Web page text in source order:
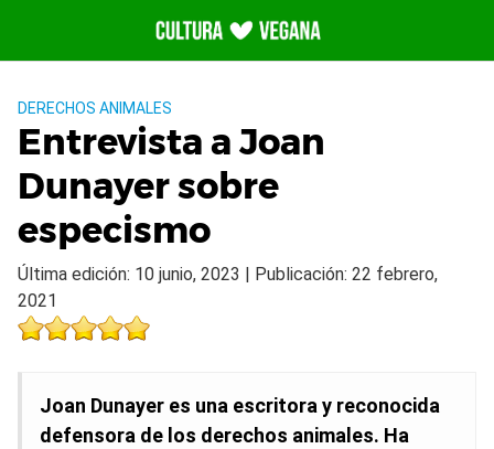
contenido
DERECHOS ANIMALES
Entrevista a Joan
Dunayer sobre
especismo
Última edición: 10 junio, 2023 | Publicación: 22 febrero,
2021
Joan Dunayer es una escritora y reconocida
defensora de los derechos animales. Ha